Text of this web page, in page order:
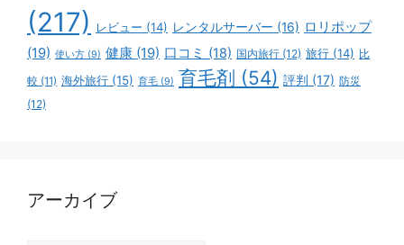
(217)
レビュー (14) レンタルサーバー (16) ロリポップ
(19) 使い方 (9) 健康 (19) 口コミ (18) 国内旅行 (12) 旅行 (14) 比
較 (11) 海外旅行 (15) 育毛 (9) 育毛剤 (54) 評判 (17) 防災
(12)
アーカイブ